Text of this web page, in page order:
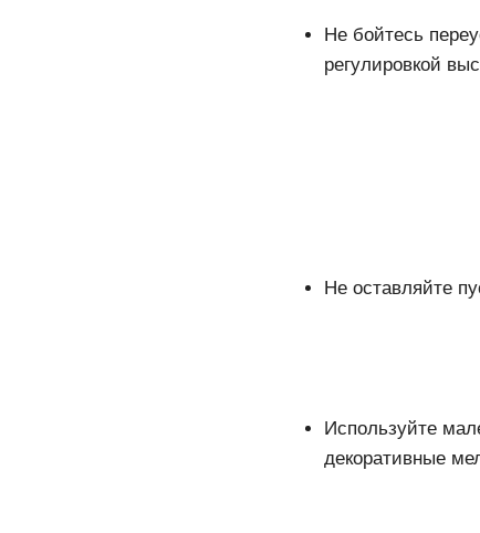
Не бойтесь
регулировкой
Не оставляйте
Используйте
декоративные